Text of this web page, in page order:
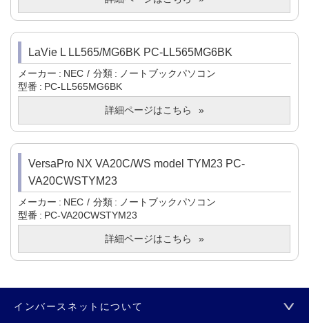
LaVie L LL565/MG6BK PC-LL565MG6BK
メーカー NEC 分類
ノートブックパソコン
型番
PC-LL565MG6BK
詳細ページはこちら
VersaPro NX VA20C/WS model TYM23 PC-
VA20CWSTYM23
メーカー NEC 分類
ノートブックパソコン
型番
PC-VA20CWSTYM23
詳細ページはこちら
インバースネットについて